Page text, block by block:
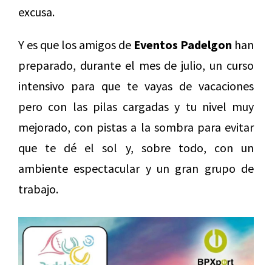
excusa.
Y es que los amigos de Eventos Padelgon han
preparado, durante el mes de julio, un curso
intensivo para que te vayas de vacaciones
pero con las pilas cargadas y tu nivel muy
mejorado, con pistas a la sombra para evitar
que te dé el sol y, sobre todo, con un
ambiente espectacular y un gran grupo de
trabajo.